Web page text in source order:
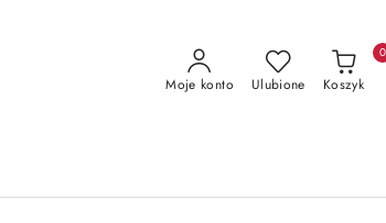
Moje konto Ulubione Koszyk
0